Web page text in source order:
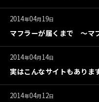
2014年04月 19日
マフラーが届くまで ～マ
2014年04月 14日
実はこんなサイトもありま
2014年04月 12日